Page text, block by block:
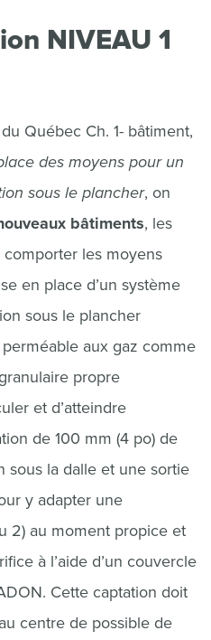
NIVEAU 1
Québec Ch. 1- bâtiment,
des moyens pour un
sous le plancher, on
bâtiments, les
comporter les moyens
en place d’un système
sous le plancher
aux gaz comme
propre
et d’atteindre
de 100 mm (4 po) de
sous la dalle et une sortie
y adapter une
2) au moment propice et
à l’aide d’un couvercle
Cette captation doit
centre de possible de